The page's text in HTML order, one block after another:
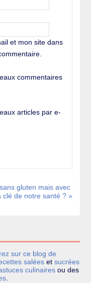
et mon site dans
commentaires
articles par e-
gluten mais avec
clé de notre santé ? »
sur ce blog de
saléeset sucrées
culinairesou des
.